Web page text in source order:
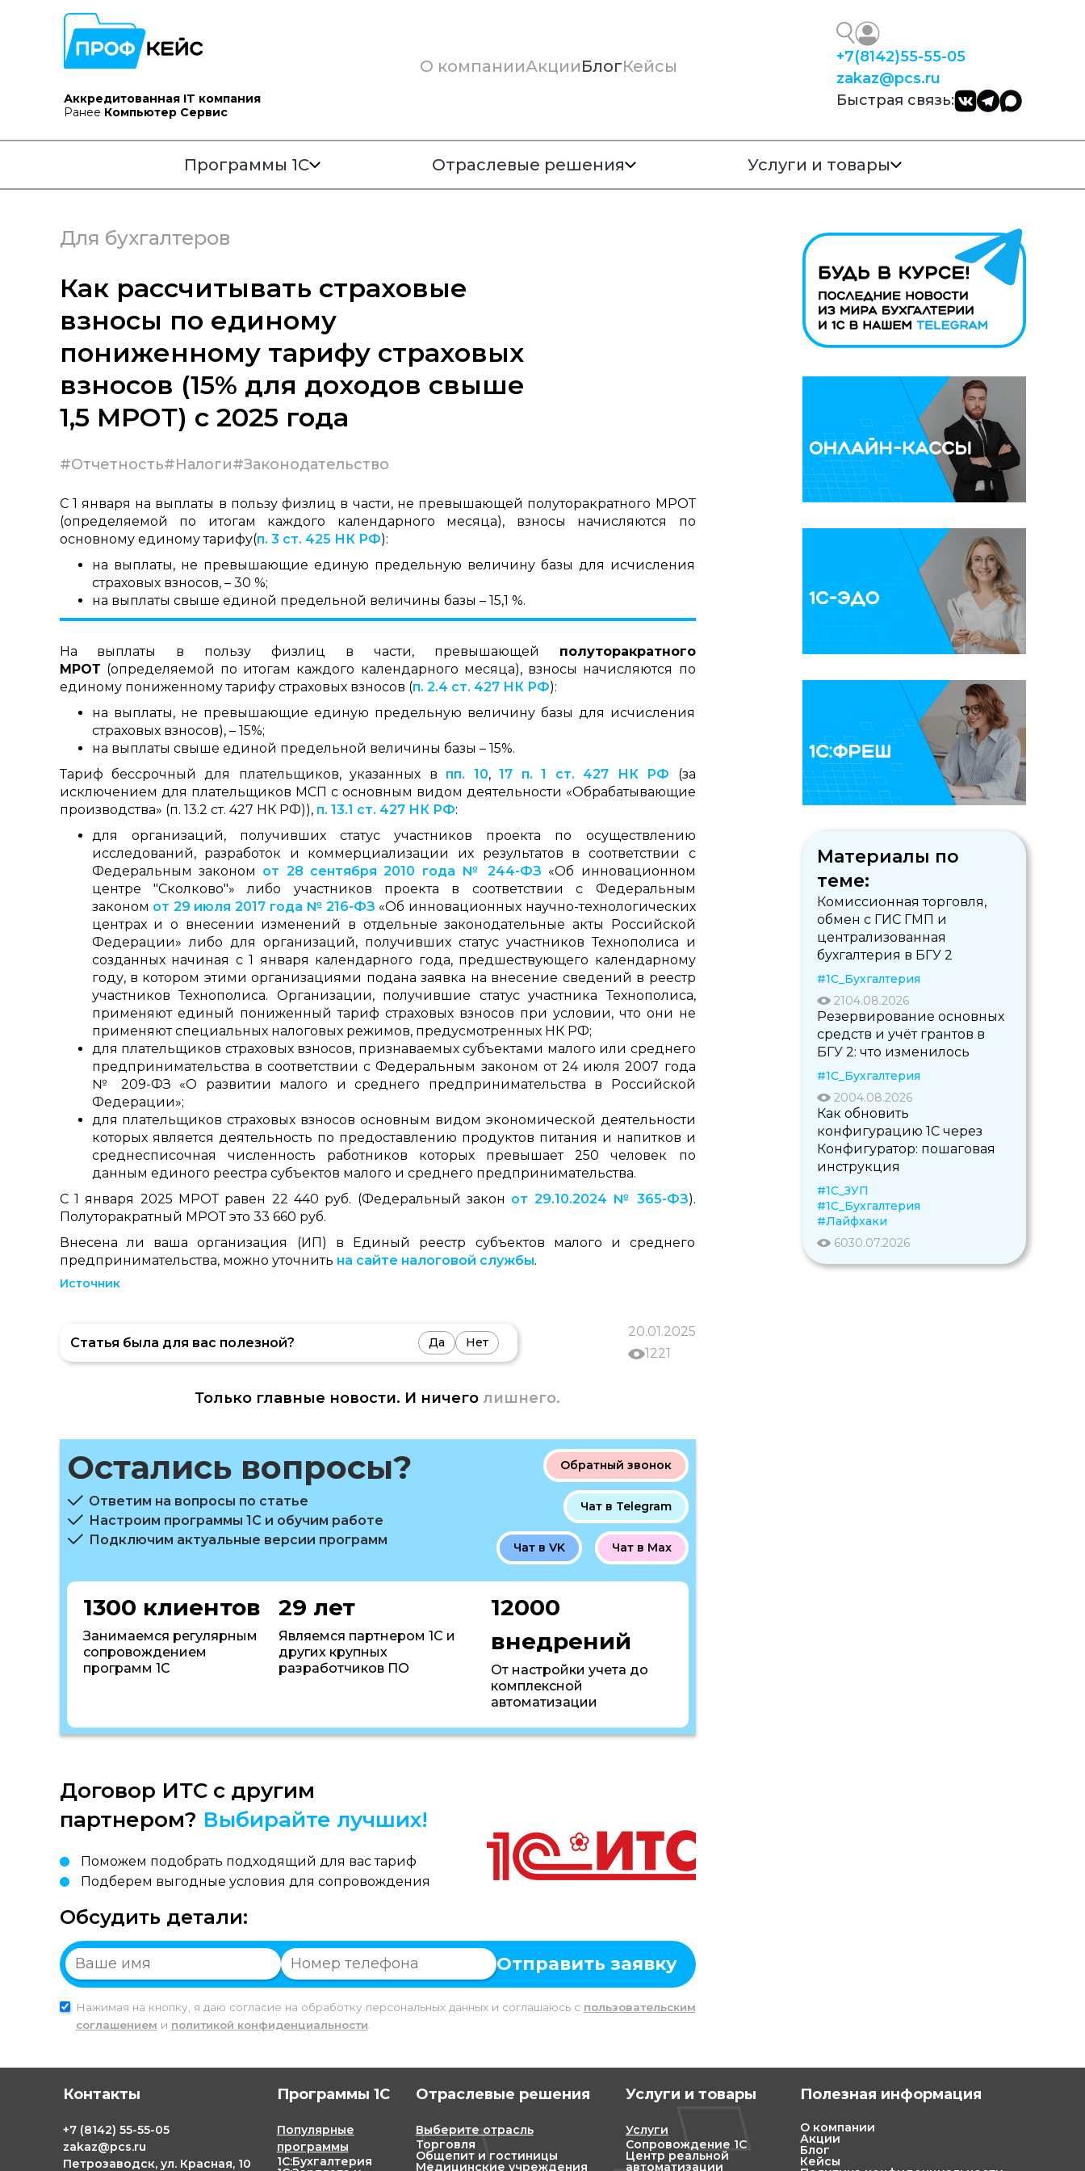
Аккредитованная IT компания
Ранее Компьютер Сервис
О компанииАкцииБлогКейсы
+7(8142)55-55-05
zakaz@pcs.ru
Быстрая связь:
Программы 1С Отраслевые решения Услуги и товары
Для бухгалтеров
Как рассчитывать страховые
взносы по единому
пониженному тарифу страховых
взносов (15% для доходов свыше
1,5 МРОТ) с 2025 года
#Отчетность#Налоги#Законодательство
С 1 января на выплаты в пользу физлиц в части, не превышающей полуторакратного МРОТ
(определяемой по итогам каждого календарного месяца), взносы начисляются по
основному единому тарифу(п. 3 ст. 425 НК РФ):
на выплаты, не превышающие единую предельную величину базы для исчисления
страховых взносов, – 30 %;
на выплаты свыше единой предельной величины базы – 15,1 %.
На выплаты в пользу физлиц в части, превышающей полуторакратного
МРОТ (определяемой по итогам каждого календарного месяца), взносы начисляются по
единому пониженному тарифу страховых взносов (п. 2.4 ст. 427 НК РФ):
на выплаты, не превышающие единую предельную величину базы для исчисления
страховых взносов), – 15%;
на выплаты свыше единой предельной величины базы – 15%.
Тариф бессрочный для плательщиков, указанных в пп. 10,17 п. 1 ст. 427 НК РФ (за
исключением для плательщиков МСП с основным видом деятельности «Обрабатывающие
производства» (п. 13.2 ст. 427 НК РФ)), п. 13.1 ст. 427 НК РФ:
для организаций, получивших статус участников проекта по осуществлению
исследований, разработок и коммерциализации их результатов в соответствии с
Федеральным законом от 28 сентября 2010 года № 244-ФЗ «Об инновационном
центре "Сколково"» либо участников проекта в соответствии с Федеральным
законом от 29 июля 2017 года № 216-ФЗ «Об инновационных научно-технологических
центрах и о внесении изменений в отдельные законодательные акты Российской
Федерации» либо для организаций, получивших статус участников Технополиса и
созданных начиная с 1 января календарного года, предшествующего календарному
году, в котором этими организациями подана заявка на внесение сведений в реестр
участников Технополиса. Организации, получившие статус участника Технополиса,
применяют единый пониженный тариф страховых взносов при условии, что они не
применяют специальных налоговых режимов, предусмотренных НК РФ;
для плательщиков страховых взносов, признаваемых субъектами малого или среднего
предпринимательства в соответствии с Федеральным законом от 24 июля 2007 года
№ 209-ФЗ «О развитии малого и среднего предпринимательства в Российской
Федерации»;
для плательщиков страховых взносов основным видом экономической деятельности
которых является деятельность по предоставлению продуктов питания и напитков и
среднесписочная численность работников которых превышает 250 человек по
данным единого реестра субъектов малого и среднего предпринимательства.
С 1 января 2025 МРОТ равен 22 440 руб. (Федеральный закон от 29.10.2024 № 365-ФЗ).
Полуторакратный МРОТ это 33 660 руб.
Внесена ли ваша организация (ИП) в Единый реестр субъектов малого и среднего
предпринимательства, можно уточнить на сайте налоговой службы.
Источник
20.01.2025
1221
Статья была для вас полезной? Да Нет
Только главные новости. И ничего лишнего.
Остались вопросы?
Ответим на вопросы по статье
Настроим программы 1С и обучим работе
Подключим актуальные версии программ
Обратный звонок
Чат в Telegram
Чат в Max
Чат в VK
1300 клиентов
Занимаемся регулярным
сопровождением
программ 1С
29 лет
Являемся партнером 1С и
других крупных
разработчиков ПО
12000
внедрений
От настройки учета до
комплексной
автоматизации
Договор ИТС с другим
партнером? Выбирайте лучших!
Поможем подобрать подходящий для вас тариф
Подберем выгодные условия для сопровождения
Обсудить детали:
Отправить заявку
Нажимая на кнопку, я даю согласие на обработку персональных данных и соглашаюсь c пользовательским
соглашением и политикой конфиденциальности
Материалы по
теме:
Комиссионная торговля,
обмен с ГИС ГМП и
централизованная
бухгалтерия в БГУ 2
#1С_Бухгалтерия
21 04.08.2026
Резервирование основных
средств и учёт грантов в
БГУ 2: что изменилось
#1С_Бухгалтерия
2004.08.2026
Как обновить
конфигурацию 1С через
Конфигуратор: пошаговая
инструкция
#1С_ЗУП
#1С_Бухгалтерия
#Лайфхаки
6030.07.2026
Контакты
+7 (8142) 55-55-05
zakaz@pcs.ru
Петрозаводск, ул. Красная, 10
Программы 1С
Популярные
программы
1С:Бухгалтерия
Отраслевые решения
Выберите отрасль
Торговля
Общепит и гостиницы
Медицинские учреждения
Услуги и товары
Услуги
Сопровождение 1С
Центр реальной
автоматизации
Полезная информация
О компании
Акции
Блог
Кейсы